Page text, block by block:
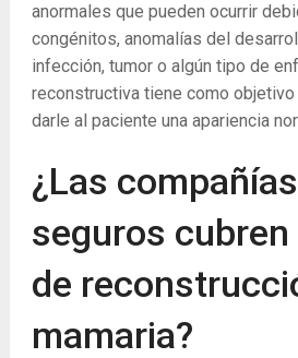
anormales que pueden ocurrir
congénitos, anomalías del
infección, tumor o algún tipo de
reconstructiva tiene como
darle al paciente una apariencia
¿Las
seguros
de
mamaria?